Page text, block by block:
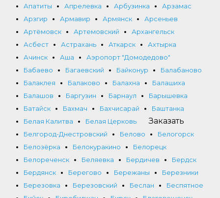
Апатиты
Апрелевка Арбузинка
Арзамас
Арзгир
Армавир Армянск
Арсеньев
Артёмовск
Артемовский
Архангельск
Асбест
Астрахань Аткарск
Ахтырка
Ачинск
Аша
Аэропорт "Домодедово"
Бабаево
Багаевский Байконур
Балабаново
Балаклея
Балаково Балахна
Балашиха
Балашов
Баргузин Барнаул
Барышевка
Батайск
Бахмач Бахчисарай
Баштанка
Белая Калитва
Белая Церковь
Белгород-Днестровский
Белово
Белогорск
Белозёрка
Белокуракино
Белорецк
Белореченск
Беляевка Бердичев
Бердск
Бердянск
Берегово Бережаны
Березники
Березовка
Березовский Беслан
Беспятное
Заказать